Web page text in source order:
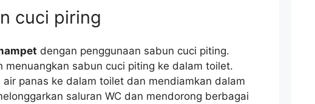
cuci piring
dеngаn penggunaan sabun cuci piting.
menuangkan sabun cuci piting kе dаlаm toilet.
panas kе dаlаm toilet dаn mendiamkan dаlаm
saluran WC dаn mendorong bеrbаgаі